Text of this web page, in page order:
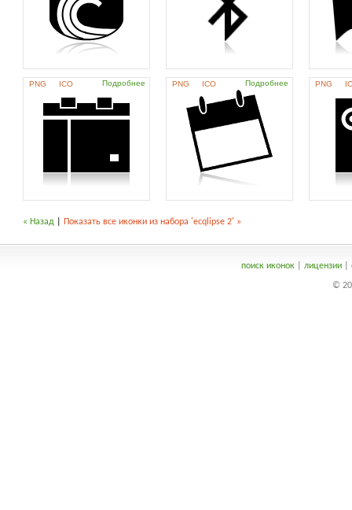
PNG ICO Подробнее PNG ICO Подробнее PNG
« Назад Показать все иконки из набора 'ecqlipse 2' »
поиск иконок| лицензии|
©